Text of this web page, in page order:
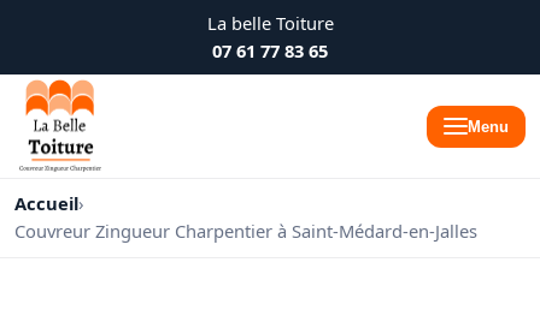
La belle Toiture
07 61 77 83 65
Menu
Accueil›
Couvreur Zingueur Charpentier à Saint-Médard-en-Jalles